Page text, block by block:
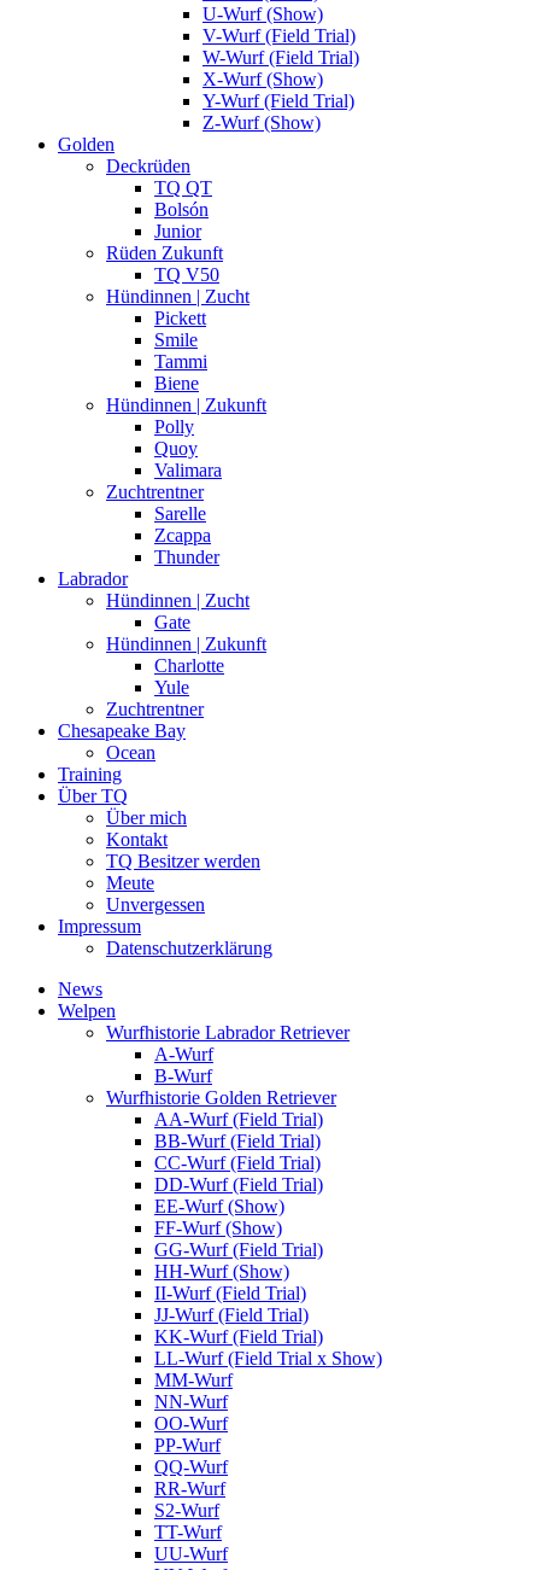
U-Wurf (Show)
V-Wurf (Field Trial)
W-Wurf (Field Trial)
X-Wurf (Show)
Y-Wurf (Field Trial)
Z-Wurf (Show)
Golden
Deckrüden
TQ QT
Bolsón
Junior
Rüden Zukunft
TQ V50
Hündinnen | Zucht
Pickett
Smile
Tammi
Biene
Hündinnen | Zukunft
Polly
Quoy
Valimara
Zuchtrentner
Sarelle
Zcappa
Thunder
Labrador
Hündinnen | Zucht
Gate
Hündinnen | Zukunft
Charlotte
Yule
Zuchtrentner
Chesapeake Bay
Ocean
Training
Über TQ
Über mich
Kontakt
TQ Besitzer werden
Meute
Unvergessen
Impressum
Datenschutzerklärung
News
Welpen
Wurfhistorie Labrador Retriever
A-Wurf
B-Wurf
Wurfhistorie Golden Retriever
AA-Wurf (Field Trial)
BB-Wurf (Field Trial)
CC-Wurf (Field Trial)
DD-Wurf (Field Trial)
EE-Wurf (Show)
FF-Wurf (Show)
GG-Wurf (Field Trial)
HH-Wurf (Show)
II-Wurf (Field Trial)
JJ-Wurf (Field Trial)
KK-Wurf (Field Trial)
LL-Wurf (Field Trial x Show)
MM-Wurf
NN-Wurf
OO-Wurf
PP-Wurf
QQ-Wurf
RR-Wurf
S2-Wurf
TT-Wurf
UU-Wurf